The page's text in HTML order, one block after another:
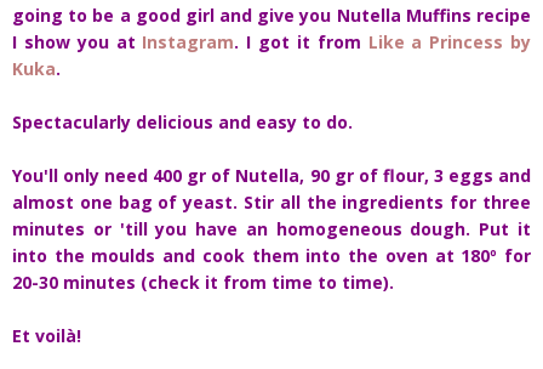
going to be a good girl and give you Nutella Muffins recipe
I show you at Instagram. I got it from Like a Princess by
Kuka.
Spectacularly delicious and easy to do.
You'll only need 400 gr of Nutella, 90 gr of flour, 3 eggs and
almost one bag of yeast. Stir all the ingredients for three
minutes or 'till you have an homogeneous dough. Put it
into the moulds and cook them into the oven at 180º for
20-30 minutes (check it from time to time).
Et voilà!